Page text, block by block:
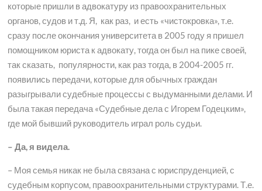
которые пришли в адвокатуру из правоохранительных
органов, судов и т.д. Я, как раз, и есть «чистокровка», т.е.
сразу после окончания университета в 2005 году я пришел
помощником юриста к адвокату, тогда он был на пике своей,
так сказать, популярности, как раз тогда, в 2004-2005 гг.
появились передачи, которые для обычных граждан
разыгрывали судебные процессы с выдуманными делами. И
была такая передача «Судебные дела с Игорем Годецким»,
где мой бывший руководитель играл роль судьи.
– Да, я видела.
– Моя семья никак не была связана с юриспруденцией, с
судебным корпусом, правоохранительными структурами. Т.е.